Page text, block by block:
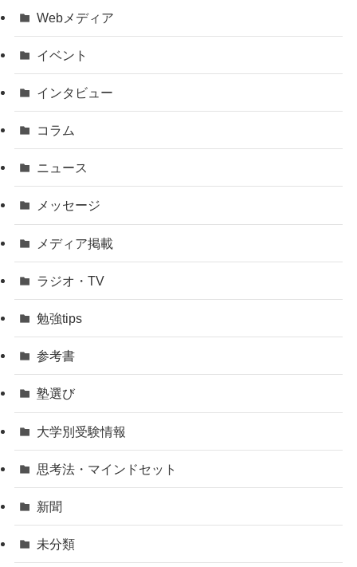
Webメディア
イベント
インタビュー
コラム
ニュース
メッセージ
メディア掲載
ラジオ・TV
勉強tips
参考書
塾選び
大学別受験情報
思考法・マインドセット
新聞
未分類